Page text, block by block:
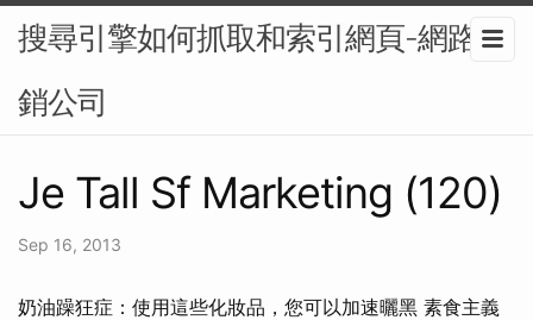
搜尋引擎如何抓取和索引網頁-網路行
銷公司
Je Tall Sf Marketing (120)
Sep 16, 2013
奶油躁狂症：使用這些化妝品，您可以加速曬黑 素食主義